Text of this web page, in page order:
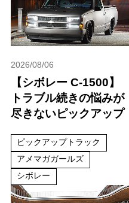
2026/08/06
【シボレー C-1500】
トラブル続きの悩みが
尽きないピックアップ
ピックアップトラック
アメマガガールズ
シボレー